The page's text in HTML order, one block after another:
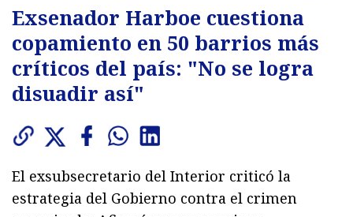
Exsenador Harboe cuestiona
copamiento en 50 barrios más
críticos del país: "No se logra
disuadir así"
El exsubsecretario del Interior criticó la
estrategia del Gobierno contra el crimen